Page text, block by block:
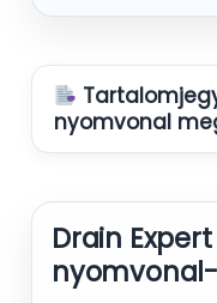
nyomvonal
Drain